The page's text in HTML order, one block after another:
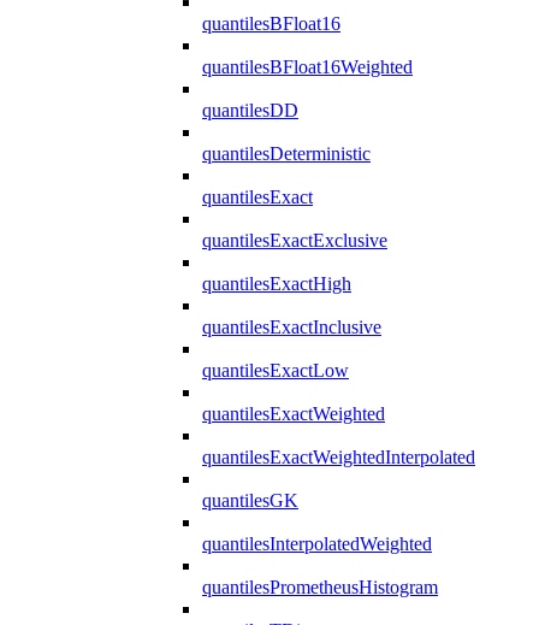
quantilesBFloat16
quantilesBFloat16Weighted
quantilesDD
quantilesDeterministic
quantilesExact
quantilesExactExclusive
quantilesExactHigh
quantilesExactInclusive
quantilesExactLow
quantilesExactWeighted
quantilesExactWeightedInterpolated
quantilesGK
quantilesInterpolatedWeighted
quantilesPrometheusHistogram